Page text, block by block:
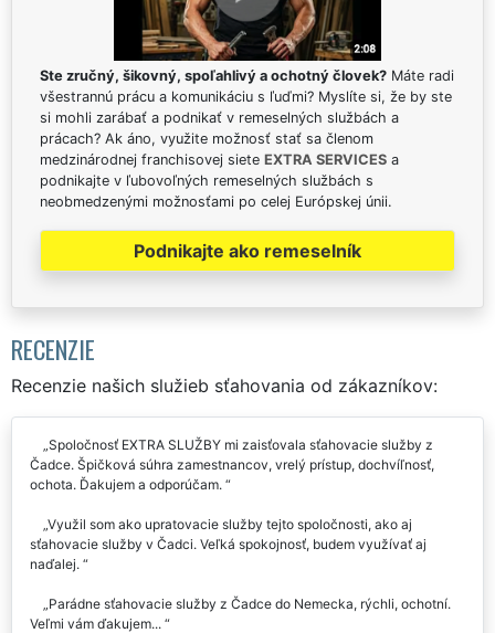
Ste zručný, šikovný, spoľahlivý a ochotný človek? Máte radi
všestrannú prácu a komunikáciu s ľuďmi? Myslíte si, že by ste
si mohli zarábať a podnikať v remeselných službách a
prácach? Ak áno, využite možnosť stať sa členom
medzinárodnej franchisovej siete EXTRA SERVICES a
podnikajte v ľubovoľných remeselných službách s
neobmedzenými možnosťami po celej Európskej únii.
Podnikajte ako remeselník
RECENZIE
Recenzie našich služieb sťahovania od zákazníkov:
Spoločnosť EXTRA SLUŽBY mi zaisťovala sťahovacie služby z
Čadce. Špičková súhra zamestnancov, vrelý prístup, dochvíľnosť,
ochota. Ďakujem a odporúčam.
Využil som ako upratovacie služby tejto spoločnosti, ako aj
sťahovacie služby v Čadci. Veľká spokojnosť, budem využívať aj
naďalej.
Parádne sťahovacie služby z Čadce do Nemecka, rýchli, ochotní.
Veľmi vám ďakujem...